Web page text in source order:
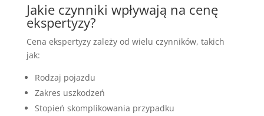
Jakie czynniki wpływają na cenę
ekspertyzy?
Cena ekspertyzy zależy od wielu czynników, takich
jak:
Rodzaj pojazdu
Zakres uszkodzeń
Stopień skomplikowania przypadku